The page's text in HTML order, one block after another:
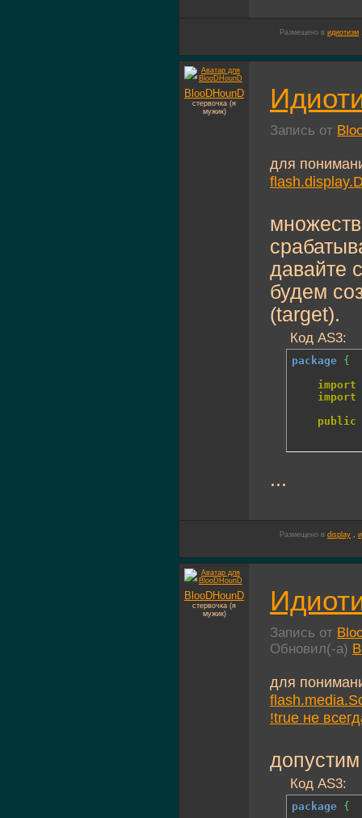
Размещено в идиотизм
BlooDHounD
стервочка (я
мужик)
Запись от
для
давайте
будем
(target).
Код AS3:
package {
import
import
public
...
Размещено в display ,
BlooDHounD
стервочка (я
мужик)
Запись от
Обновил(-а)
для
!true не
Код AS3:
package {